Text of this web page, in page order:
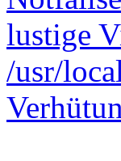
lustige
/usr/